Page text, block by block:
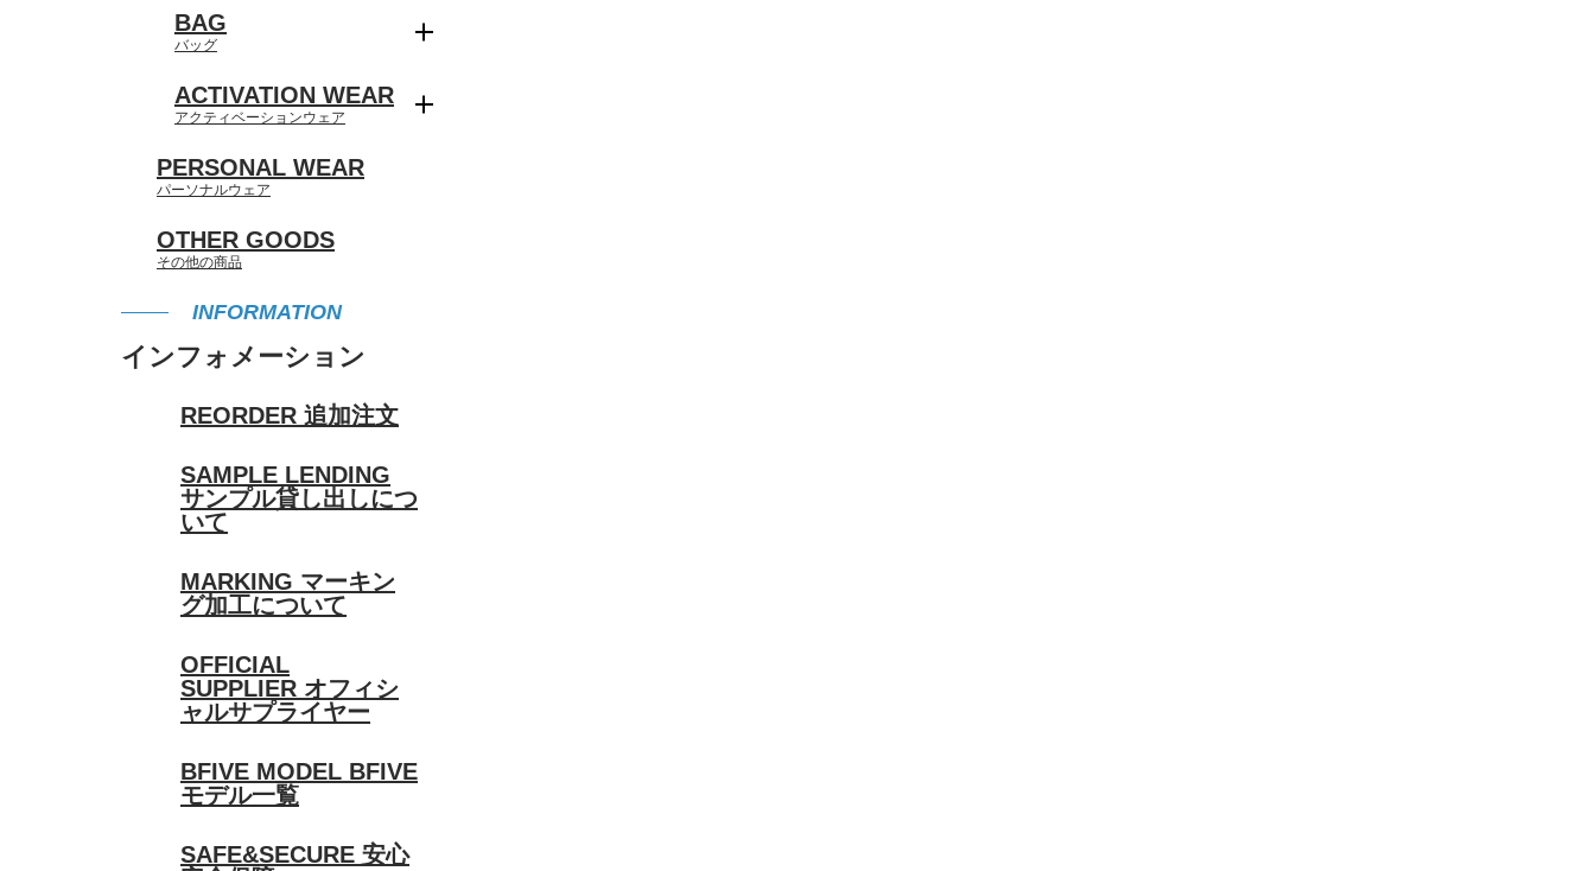
BAG
バッグ
ACTIVATION WEAR
アクティベーションウェア
PERSONAL WEAR
パーソナルウェア
OTHER GOODS
その他の商品
INFORMATION
インフォメーション
REORDER 追加注文
SAMPLE LENDING
サンプル貸し出しにつ
いて
MARKING マーキン
グ加工について
OFFICIAL
SUPPLIER オフィシ
ャルサプライヤー
BFIVE MODEL BFIVE
モデル一覧
SAFE&SECURE 安心